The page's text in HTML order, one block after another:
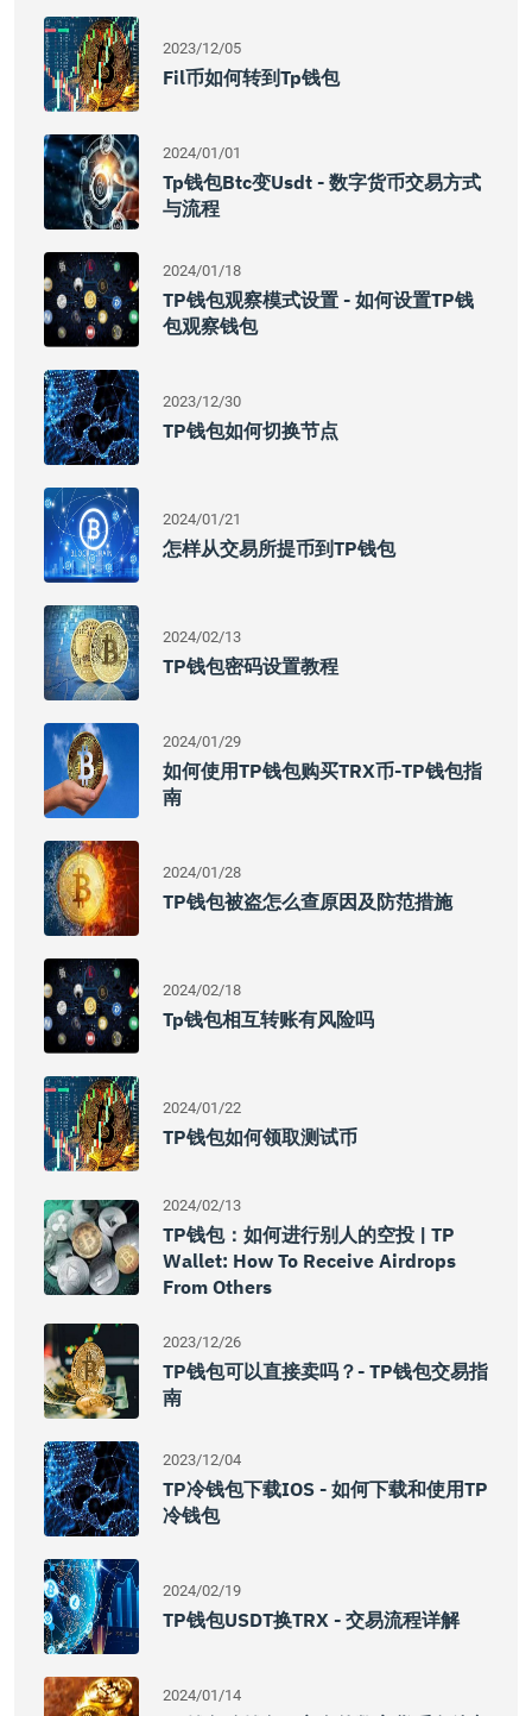
2023/12/05
Fil币如何转到tp钱包
2024/01/01
Tp钱包btc变usdt - 数字货币交易方式
与流程
2024/01/18
TP钱包观察模式设置 - 如何设置TP钱
包观察钱包
2023/12/30
TP钱包如何切换节点
2024/01/21
怎样从交易所提币到TP钱包
2024/02/13
TP钱包密码设置教程
2024/01/29
如何使用TP钱包购买TRX币-TP钱包指
南
2024/01/28
TP钱包被盗怎么查原因及防范措施
2024/02/18
Tp钱包相互转账有风险吗
2024/01/22
TP钱包如何领取测试币
2024/02/13
TP钱包：如何进行别人的空投 | TP
Wallet: How To Receive Airdrops
From Others
2023/12/26
TP钱包可以直接卖吗？- TP钱包交易指
南
2023/12/04
TP冷钱包下载iOS - 如何下载和使用TP
冷钱包
2024/02/19
TP钱包USDT换TRX - 交易流程详解
2024/01/14